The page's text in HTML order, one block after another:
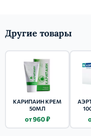
Другие товары
КАРИПАИН КРЕМ
50МЛ
от 960 ₽